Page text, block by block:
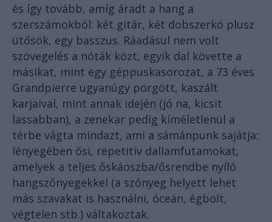
és így tovább, amíg áradt a hang a
szerszámokból: két gitár, két dobszerkó plusz
ütősök, egy basszus. Ráadásul nem volt
szövegelés a nóták közt, egyik dal követte a
másikat, mint egy géppuskasorozat, a 73 éves
Grandpierre ugyanúgy pörgött, kaszált
karjaival, mint annak idején (jó na, kicsit
lassabban), a zenekar pedig kíméletlenül a
térbe vágta mindazt, ami a sámánpunk sajátja:
lényegében ősi, repetitív dallamfutamokat,
amelyek a teljes őskáoszba/ősrendbe nyíló
hangszőnyegekkel (a szőnyeg helyett lehet
más szavakat is használni, óceán, égbolt,
végtelen stb.) váltakoztak.